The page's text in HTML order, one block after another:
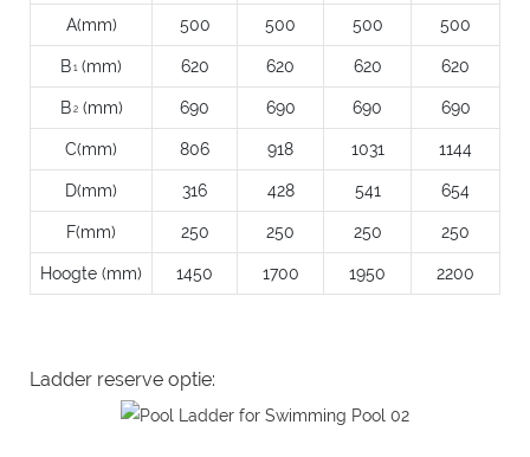
A(mm) 500 500 500 500
B 1(mm) 620 620 620 620
B2(mm) 690 690 690 690
C(mm) 806 918 1031 1144
D(mm) 316 428 541 654
F(mm) 250 250 250 250
Hoogte (mm) 1450 1700 1950 2200
Ladder reserve optie: